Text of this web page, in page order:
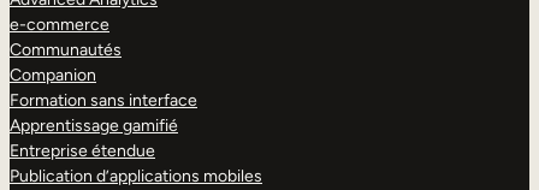
e-commerce
Communautés
Companion
Formation sans interface
Apprentissage gamifié
Entreprise étendue
Publication d’applications mobiles